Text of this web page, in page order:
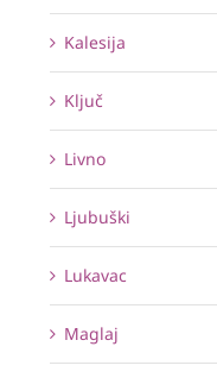
Kalesija
Ključ
Livno
Ljubuški
Lukavac
Maglaj